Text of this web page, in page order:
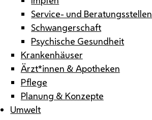
Service- und Beratungsstellen
Schwangerschaft
Psychische Gesundheit
Krankenhäuser
Ärzt*innen & Apotheken
Pflege
Planung & Konzepte
Umwelt